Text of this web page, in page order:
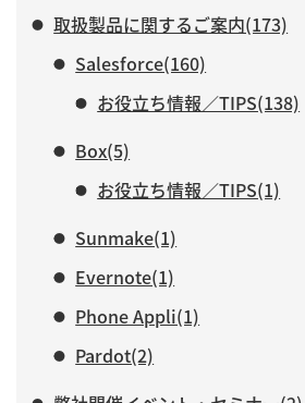
取扱製品に関するご案内(173)
Salesforce(160)
お役立ち情報／TIPS(138)
Box(5)
お役立ち情報／TIPS(1)
Sunmake(1)
Evernote(1)
Phone Appli(1)
Pardot(2)